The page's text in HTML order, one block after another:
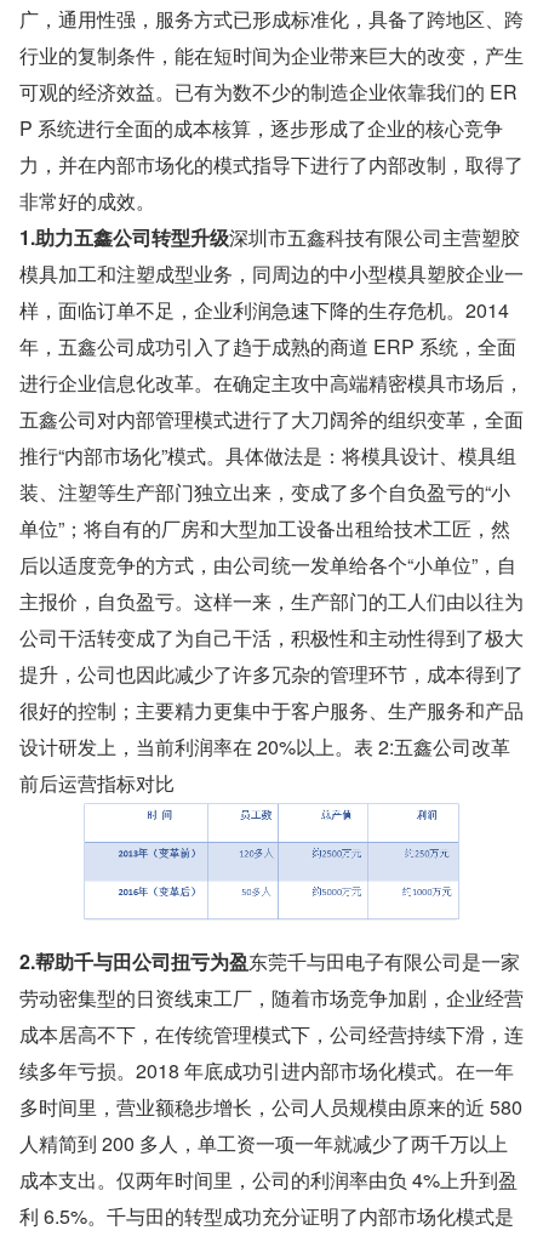
广，通用性强，服务方式已形成标准化，具备了跨地区、跨
行业的复制条件，能在短时间为企业带来巨大的改变，产生
可观的经济效益。已有为数不少的制造企业依靠我们的 ER
P 系统进行全面的成本核算，逐步形成了企业的核心竞争
力，并在内部市场化的模式指导下进行了内部改制，取得了
非常好的成效。
1.助力五鑫公司转型升级深圳市五鑫科技有限公司主营塑胶
模具加工和注塑成型业务，同周边的中小型模具塑胶企业一
样，面临订单不足，企业利润急速下降的生存危机。2014
年，五鑫公司成功引入了趋于成熟的商道 ERP 系统，全面
进行企业信息化改革。在确定主攻中高端精密模具市场后，
五鑫公司对内部管理模式进行了大刀阔斧的组织变革，全面
推行“内部市场化”模式。具体做法是：将模具设计、模具组
装、注塑等生产部门独立出来，变成了多个自负盈亏的“小
单位”；将自有的厂房和大型加工设备出租给技术工匠，然
后以适度竞争的方式，由公司统一发单给各个“小单位”，自
主报价，自负盈亏。这样一来，生产部门的工人们由以往为
公司干活转变成了为自己干活，积极性和主动性得到了极大
提升，公司也因此减少了许多冗杂的管理环节，成本得到了
很好的控制；主要精力更集中于客户服务、生产服务和产品
设计研发上，当前利润率在 20%以上。表 2:五鑫公司改革
前后运营指标对比
2.帮助千与田公司扭亏为盈东莞千与田电子有限公司是一家
劳动密集型的日资线束工厂，随着市场竞争加剧，企业经营
成本居高不下，在传统管理模式下，公司经营持续下滑，连
续多年亏损。2018 年底成功引进内部市场化模式。在一年
多时间里，营业额稳步增长，公司人员规模由原来的近 580
人精简到 200 多人，单工资一项一年就减少了两千万以上
成本支出。仅两年时间里，公司的利润率由负 4%上升到盈
利 6.5%。千与田的转型成功充分证明了内部市场化模式是